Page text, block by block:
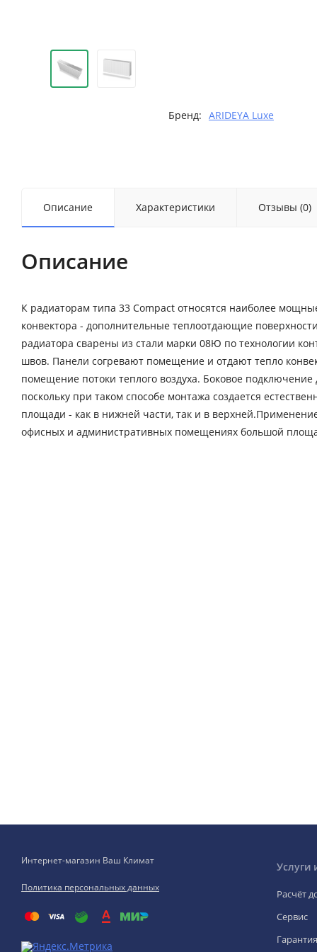
Бренд: ARIDEYA Luxe
Описание Характеристики Отзывы (0)
Описание
К радиаторам типа 33 Compact относятся наиболее
конвектора - дополнительные теплоотдающие
радиатора сварены из стали марки 08Ю по технологии
швов. Панели согревают помещение и отдают тепло
помещение потоки теплого воздуха. Боковое
поскольку при таком способе монтажа создается
площади - как в нижней части, так и в
офисных и административных помещениях большой
Интернет-магазин Ваш Климат
Политика персональных данных
Услуги
Расчёт
Сервис
Гарантия